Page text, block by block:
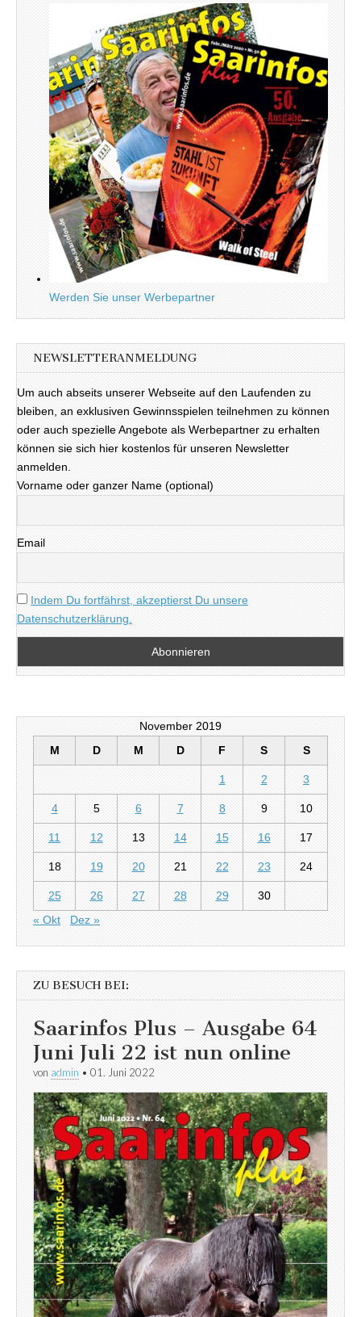
Werden Sie unser Werbepartner
NEWSLETTERANMELDUNG
Um auch abseits unserer Webseite auf den Laufenden zu
bleiben, an exklusiven Gewinnsspielen teilnehmen zu können
oder auch spezielle Angebote als Werbepartner zu erhalten
können sie sich hier kostenlos für unseren Newsletter
anmelden.
Vorname oder ganzer Name (optional)
Email
Indem Du fortfährst, akzeptierst Du unsere
Datenschutzerklärung.
November 2019
M
D M D F S S
1 2 3
4 5 6 7 8 9 10
11 12 13 14 15 16 17
18 19 20 21 22 23 24
25 26 27 28 29
30
« Okt
Dez »
ZU BESUCH BEI:
Saarinfos Plus – Ausgabe 64
Juni Juli 22 ist nun online
von admin • 01. Juni 2022